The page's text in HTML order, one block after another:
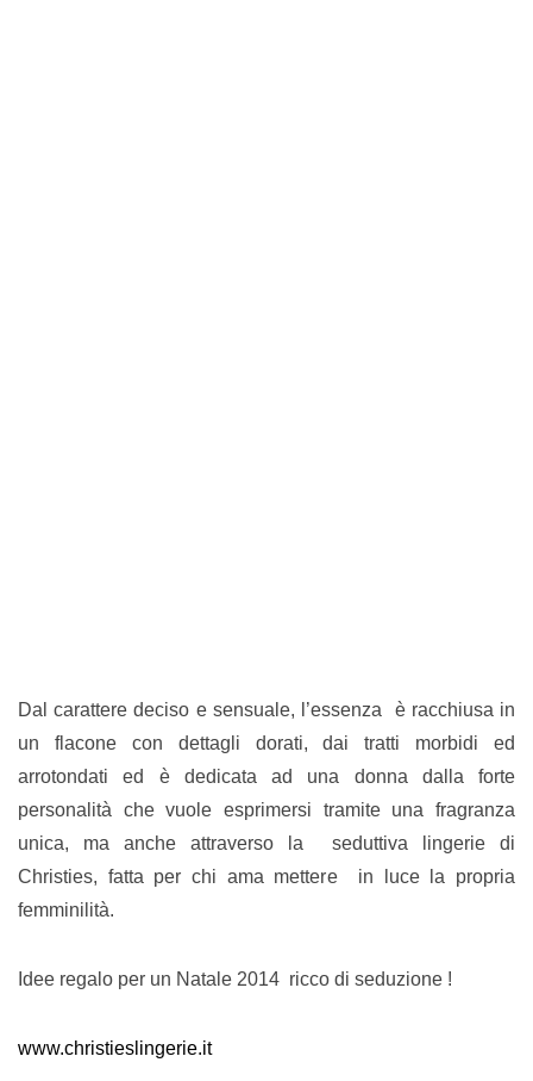
Dal carattere deciso e sensuale, l’essenza è racchiusa in
un flacone con dettagli dorati, dai tratti morbidi ed
arrotondati ed è dedicata ad una donna dalla forte
personalità che vuole esprimersi tramite una fragranza
unica, ma anche attraverso la seduttiva lingerie di
Christies, fatta per chi ama mettere in luce la propria
femminilità.
Idee regalo per un Natale 2014 ricco di seduzione !
www.christieslingerie.it